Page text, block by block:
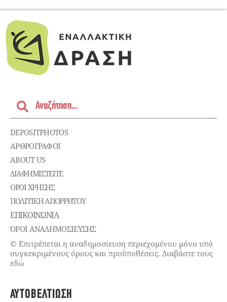
DEPOSITPHOTOS
ΑΡΘΡΟΓΡΑΦΟΙ
ABOUT US
ΔΙΑΦΗΜΙΣΤΕΊΤΕ
ΌΡΟΙ ΧΡΉΣΗΣ
ΠΟΛΙΤΙΚΉ ΑΠΟΡΡΉΤΟΥ
ΕΠΙΚΟΙΝΩΝΊΑ
ΌΡΟΙ ΑΝΑΔΗΜΟΣΙΕΥΣΗΣ
© Επιτρέπεται η αναδημοσίευση περιεχομένου μόνο υπό
συγκεκριμένους όρους και προϋποθέσεις. Διαβάστε τους
εδώ
ΑΥΤΟΒΕΛΤΊΩΣΗ